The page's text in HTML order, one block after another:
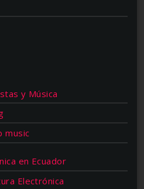
y Música
music
en Ecuador
Electrónica